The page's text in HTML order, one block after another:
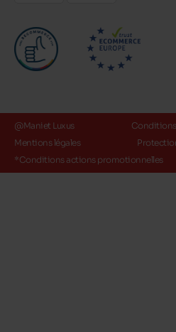
@Maniet Luxus
Mentions légales
*Conditions actions promotionnelles